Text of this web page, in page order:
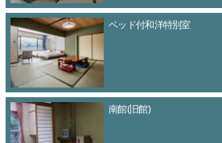
ベッド付和洋特別室
南館(旧館)